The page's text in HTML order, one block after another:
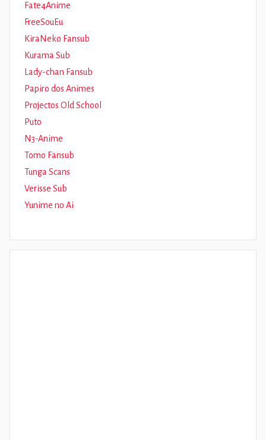
Fate4Anime
FreeSouEu
KiraNeko Fansub
Kurama Sub
Lady-chan Fansub
Papiro dos Animes
Projectos Old School
Puto
N3-Anime
Tomo Fansub
Tunga Scans
Verisse Sub
Yunime no Ai